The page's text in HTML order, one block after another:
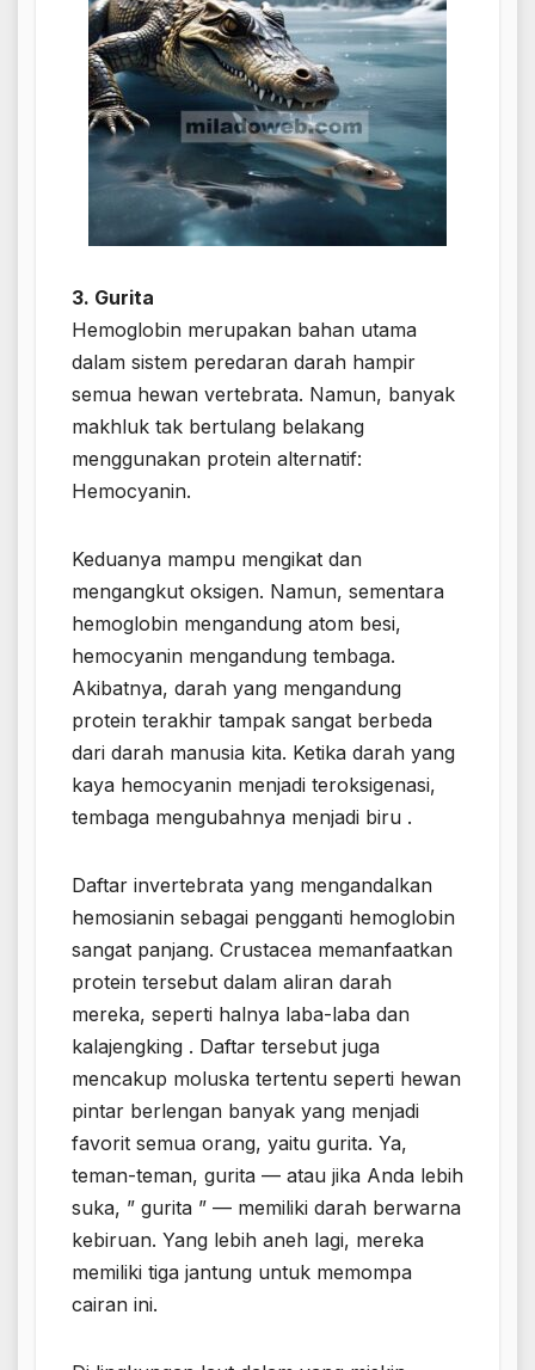
3. Gurita
Hemoglobin merupakan bahan utama
dalam sistem peredaran darah hampir
semua hewan vertebrata. Namun, banyak
makhluk tak bertulang belakang
menggunakan protein alternatif:
Hemocyanin.
Keduanya mampu mengikat dan
mengangkut oksigen. Namun, sementara
hemoglobin mengandung atom besi,
hemocyanin mengandung tembaga.
Akibatnya, darah yang mengandung
protein terakhir tampak sangat berbeda
dari darah manusia kita. Ketika darah yang
kaya hemocyanin menjadi teroksigenasi,
tembaga mengubahnya menjadi biru .
Daftar invertebrata yang mengandalkan
hemosianin sebagai pengganti hemoglobin
sangat panjang. Crustacea memanfaatkan
protein tersebut dalam aliran darah
mereka, seperti halnya laba-laba dan
kalajengking . Daftar tersebut juga
mencakup moluska tertentu seperti hewan
pintar berlengan banyak yang menjadi
favorit semua orang, yaitu gurita. Ya,
teman-teman, gurita — atau jika Anda lebih
suka, ” gurita ” — memiliki darah berwarna
kebiruan. Yang lebih aneh lagi, mereka
memiliki tiga jantung untuk memompa
cairan ini.